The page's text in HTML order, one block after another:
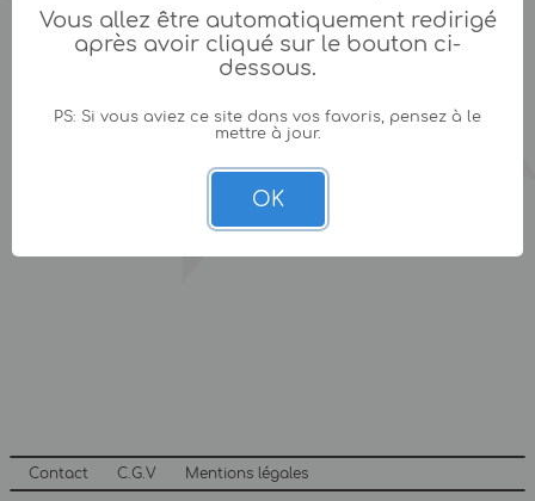
Contact C.G.V Mentions légales
Vous allez être automatiquement redirigé
après avoir cliqué sur le bouton ci-
dessous.
PS: Si vous aviez ce site dans vos favoris, pensez à le
mettre à jour.
OK